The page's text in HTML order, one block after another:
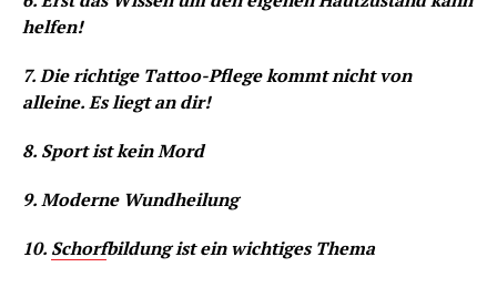
helfen!
7. Die richtige Tattoo-Pflege kommt nicht von
alleine. Es liegt an dir!
8. Sport ist kein Mord
9. Moderne Wundheilung
10. Schorfbildung ist ein wichtiges Thema